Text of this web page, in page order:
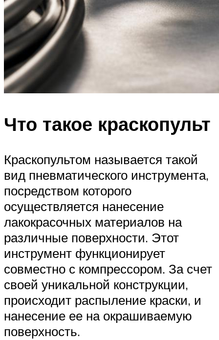
Что такое краскопульт
Краскопультом называется такой
вид пневматического инструмента,
посредством которого
осуществляется нанесение
лакокрасочных материалов на
различные поверхности. Этот
инструмент функционирует
совместно с компрессором. За счет
своей уникальной конструкции,
происходит распыление краски, и
нанесение ее на окрашиваемую
поверхность.